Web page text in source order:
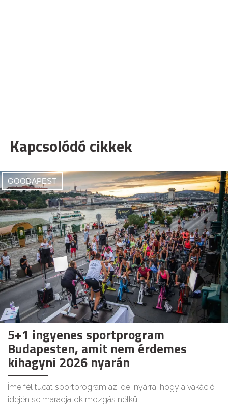
Kapcsolódó cikkek
GOODAPEST
5+1 ingyenes sportprogram
Budapesten, amit nem érdemes
kihagyni 2026 nyarán
Íme fél tucat sportprogram az idei nyárra, hogy a vakáció
idején se maradjatok mozgás nélkül.